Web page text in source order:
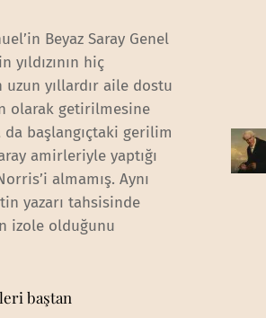
Beyaz Saray Genel
yıldızının hiç
uzun yıllardır aile dostu
olarak getirilmesine
da başlangıçtaki gerilim
amirleriyle yaptığı
almamış. Aynı
yazarı tahsisinde
izole olduğunu
baştan